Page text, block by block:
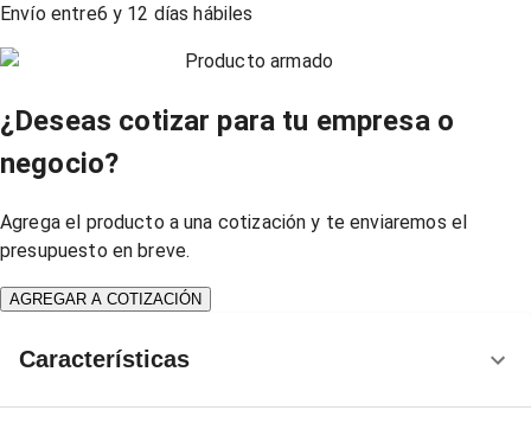
Envío entre6 y 12 días hábiles
Producto armado
¿Deseas cotizar para tu empresa o
negocio?
Agrega el producto a una cotización y te enviaremos el
presupuesto en breve.
AGREGAR A COTIZACIÓN
Características